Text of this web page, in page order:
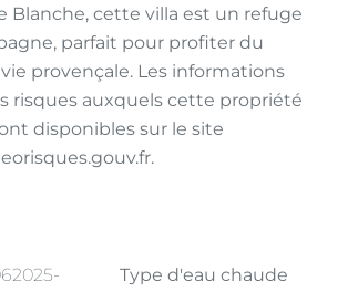
Blanche, cette villa est un refuge
parfait pour profiter du
provençale. Les informations
risques auxquels cette propriété
disponibles sur le site
Type d'eau chaude